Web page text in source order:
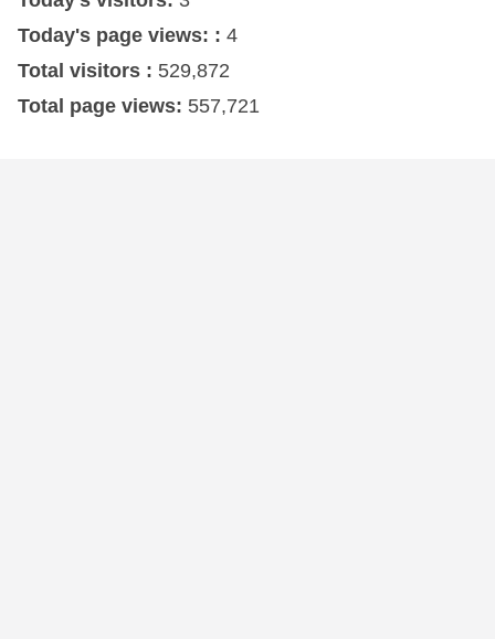
Today's page views: : 4
Total visitors : 529,872
Total page views: 557,721